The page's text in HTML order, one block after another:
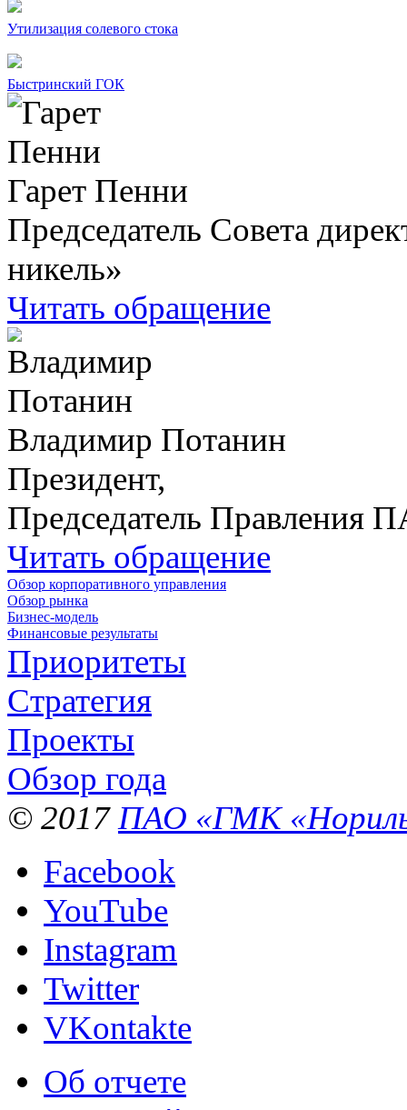
Утилизация солевого стока
Быстринский ГОК
Гарет Пенни
Председатель Совета
никель»
Читать обращение
Владимир Потанин
Президент,
Председатель Правления
Читать обращение
Обзор корпоративного управления
Обзор рынка
Бизнес-модель
Финансовые результаты
Приоритеты
Стратегия
Проекты
Обзор года
© 2017 ПАО «ГМК
Facebook
YouTube
Instagram
Twitter
VKontakte
Об отчете